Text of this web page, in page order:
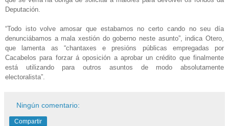
Deputación.
“Todo isto volve amosar que estabamos no certo cando no seu día
denunciábamos a mala xestión do goberno neste asunto”, indica Otero,
que lamenta as “chantaxes e presións públicas empregadas por
Cacabelos para forzar á oposición a aprobar un crédito que finalmente
está utilizando para outros asuntos de modo absolutamente
electoralista”.
Ningún comentario:
Compartir